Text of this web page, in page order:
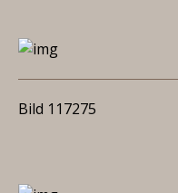
Bild 117275